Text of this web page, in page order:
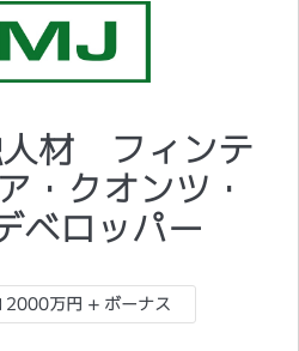
材 フィンテ
・クオンツ・
ベロッパー
2000万円 + ボーナス